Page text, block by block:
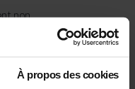
À propos des cookies
non seulement par leurs
mais aussi par leur
pièces de 22% en